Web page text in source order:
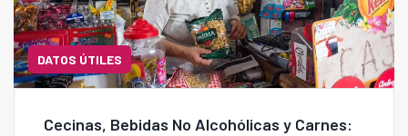
DATOS ÚTILES
Cecinas, Bebidas No Alcohólicas y Carnes: